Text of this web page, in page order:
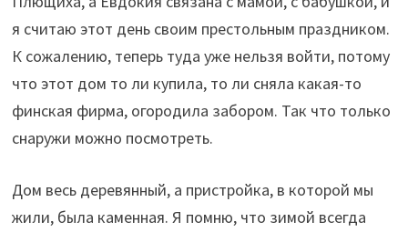
я считаю этот день своим престольным праздником.
К сожалению, теперь туда уже нельзя войти, потому
что этот дом то ли купила, то ли сняла какая-то
финская фирма, огородила забором. Так что только
снаружи можно посмотреть.
Дом весь деревянный, а пристройка, в которой мы
жили, была каменная. Я помню, что зимой всегда